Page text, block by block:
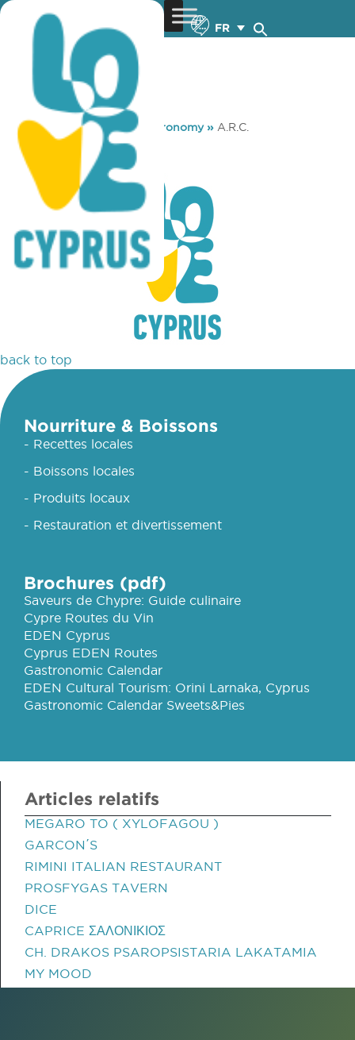
FR
You are here: Home »Gastronomy» A.R.C.
A.R.C.
back to top
Nourriture & Boissons
- Recettes locales
- Boissons locales
- Produits locaux
- Restauration et divertissement
Brochures (pdf)
Saveurs de Chypre: Guide culinaire
Cypre Routes du Vin
EDEN Cyprus
Cyprus EDEN Routes
Gastronomic Calendar
EDEN Cultural Tourism: Orini Larnaka, Cyprus
Gastronomic Calendar Sweets&Pies
Articles relatifs
MEGARO TO ( XYLOFAGOU )
GARCON΄S
RIMINI ITALIAN RESTAURANT
PROSFYGAS TAVERN
DICE
CAPRICE ΣΑΛΟΝΙΚΙΟΣ
CH. DRAKOS PSAROPSISTARIA LAKATAMIA
MY MOOD